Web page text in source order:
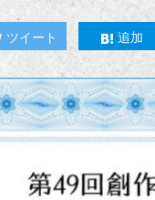
ツイート 追加